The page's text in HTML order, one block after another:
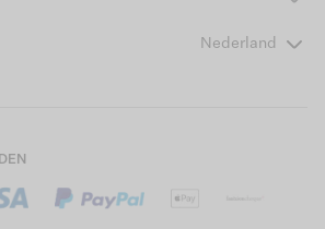
Nederland